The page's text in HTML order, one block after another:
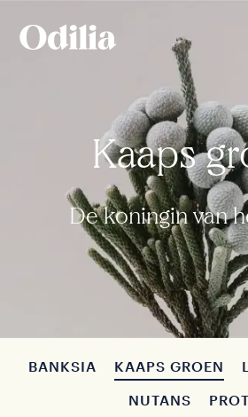
Kaaps
De koningin van
BANKSIA KAAPS GROEN
NUTANS